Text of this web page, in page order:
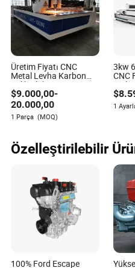
Üretim Fiyatı CNC
Metal Levha Karbon
Çelik Plaka Demir Ss
Fiber Lazer Kesim
Makinesi Kesici
$9.000,00-
20.000,00
1 Parça (MOQ)
3kw
CNC
$
1
Özelleştirilebilir
100% Ford Escape